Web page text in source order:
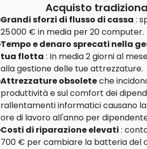
Acquisto
Grandi sforzi di flusso di cassa :
25 000 € in media per 20 computer.
Tempo e denaro sprecati nella
tua flotta : In media 2 giorni al
alla gestione delle tue attrezzature.
Attrezzature obsoleteche
produttività e sul comfort dei
rallentamenti informatici causano la
ore di lavoro all'anno per
Costi di riparazione elevati :
700 € per cambiare la batteria del